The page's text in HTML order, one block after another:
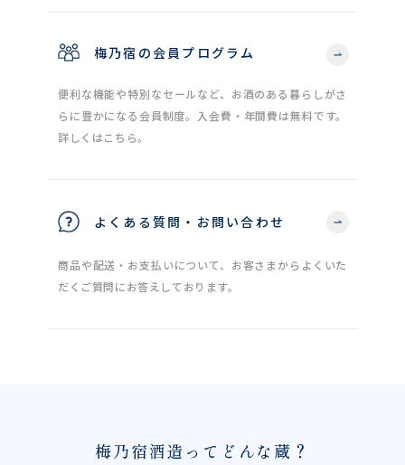
梅乃宿の会員プログラム
便利な機能や特別なセールなど、お酒のある暮らしがさ
らに豊かになる会員制度。入会費・年間費は無料です。
詳しくはこちら。
よくある質問・お問い合わせ
商品や配送・お支払いについて、お客さまからよくいた
だくご質問にお答えしております。
梅乃宿酒造ってどんな蔵？